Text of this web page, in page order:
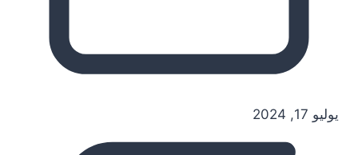
يوليو 17, 2024